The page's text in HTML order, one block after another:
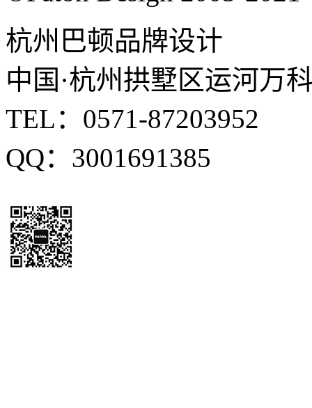
杭州巴顿品牌设计
中国·杭州拱墅区运河万
TEL：0571-87203952
QQ：3001691385